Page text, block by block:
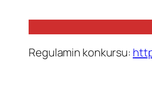
Regulamin konkursu: